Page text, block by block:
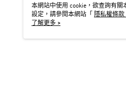
本網站中使用 cookie，欲查詢有關
設定，請參閱本網站「
隱私權條款
用 cookie。
了解更多 >